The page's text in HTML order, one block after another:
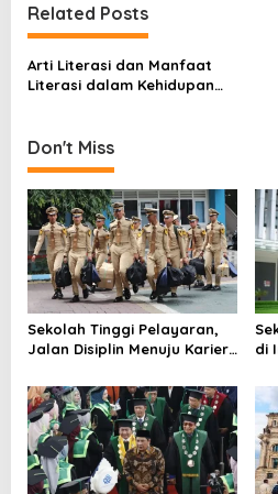
n
a
v
g
a
t
i
o
n
Related Posts
Arti Literasi dan Manfaat
Literasi dalam Kehidupan
Don't Miss
Sekolah Tinggi Pelayaran,
Jalan Disiplin Menuju Karier
di